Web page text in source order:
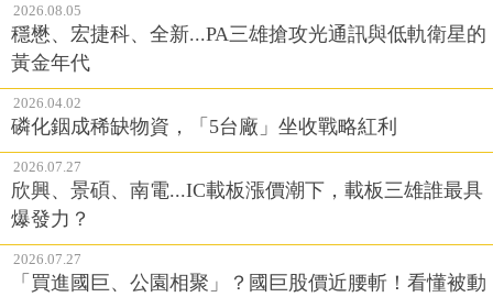
2026.08.05
穩懋、宏捷科、全新...PA三雄搶攻光通訊與低軌衛星的
黃金年代
2026.04.02
磷化銦成稀缺物資，「5台廠」坐收戰略紅利
2026.07.27
欣興、景碩、南電...IC載板漲價潮下，載板三雄誰最具
爆發力？
2026.07.27
「買進國巨、公園相聚」？國巨股價近腰斬！看懂被動